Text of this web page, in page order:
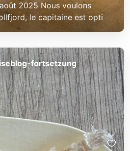
2025 Nous voulons
le capitaine est opti
fortsetzung